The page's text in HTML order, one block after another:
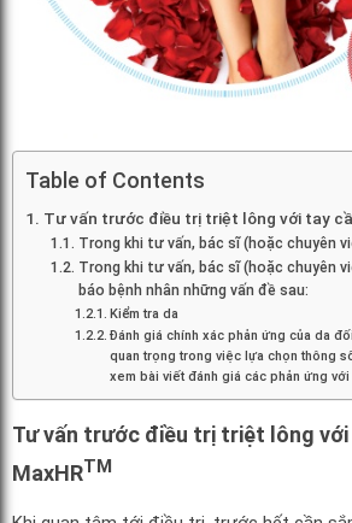
Table of Contents
Tư vấn trước điều trị triệt lông với tay
Trong khi tư vấn, bác sĩ (hoặc chuyên
Trong khi tư vấn, bác sĩ (hoặc chuyên
báo bệnh nhân những vấn đề sau:
Kiểm tra da
Đánh giá chính xác phản ứng của da
quan trọng trong việc lựa chọn thông
xem bài viết đánh giá các phản ứng với
Tư vấn trước điều trị triệt lông
MaxHRTM